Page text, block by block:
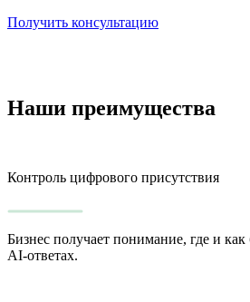
Получить консультацию
Наши преимущества
Контроль цифрового присутствия
Бизнес получает понимание, где и как
AI-ответах.